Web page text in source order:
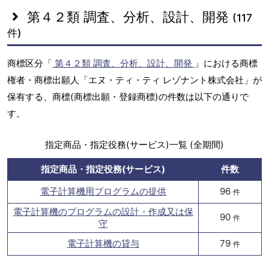
第４２類 調査、分析、設計、開発 (117
件)
商標区分「 第４２類 調査、分析、設計、開発 」における商標
権者・商標出願人「エヌ・ティ・ティ レゾナント株式会社」が
保有する、商標(商標出願・登録商標)の件数は以下の通りで
す。
指定商品・指定役務(サービス)一覧 (全期間)
指定商品・指定役務(サービス)
件数
電子計算機用プログラムの提供
96 件
電子計算機のプログラムの設計・作成又は保
守
90 件
電子計算機の貸与 79 件